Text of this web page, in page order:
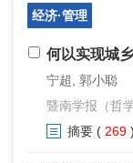
经济·管理
何以实现城
宁超, 郭小聪
暨南学报（哲
摘要 ( 269 )